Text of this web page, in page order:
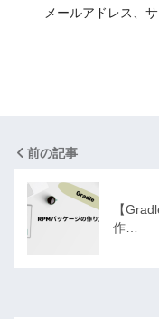
メールアドレス、
前の記事
【
作…